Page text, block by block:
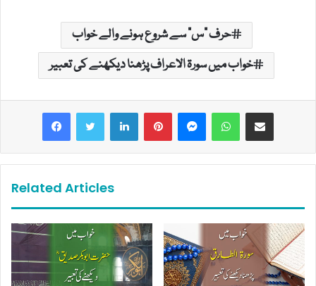
حرف "س" سے شروع ہونے والے خواب
خواب میں سورۃ الاعراف پڑھنا دیکھنے کی تعبیر
LinkedInPinterestMessengerWhatsAppShare via Email
Related Articles